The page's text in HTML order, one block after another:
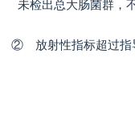
未检出总大肠菌群，
② 放射性指标超过指